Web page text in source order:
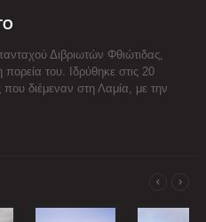
Διβριωτών Φθιώτιδας,
του. Ιδρύθηκε στις 20
που διέμεναν στη Λαμία, με την